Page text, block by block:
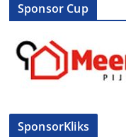
Sponsor Cup
SponsorKliks